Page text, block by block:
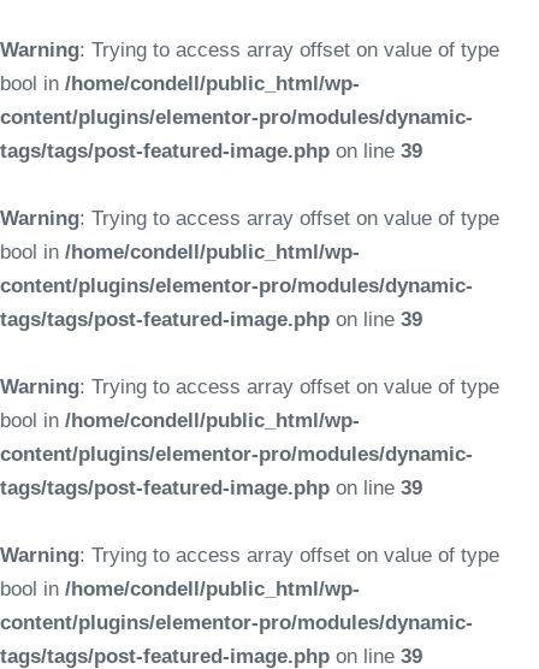
Warning: Trying to access array offset on value of type
bool in /home/condell/public_html/wp-
content/plugins/elementor-pro/modules/dynamic-
tags/tags/post-featured-image.php on line 39
Warning: Trying to access array offset on value of type
bool in /home/condell/public_html/wp-
content/plugins/elementor-pro/modules/dynamic-
tags/tags/post-featured-image.php on line 39
Warning: Trying to access array offset on value of type
bool in /home/condell/public_html/wp-
content/plugins/elementor-pro/modules/dynamic-
tags/tags/post-featured-image.php on line 39
Warning: Trying to access array offset on value of type
bool in /home/condell/public_html/wp-
content/plugins/elementor-pro/modules/dynamic-
tags/tags/post-featured-image.php on line 39